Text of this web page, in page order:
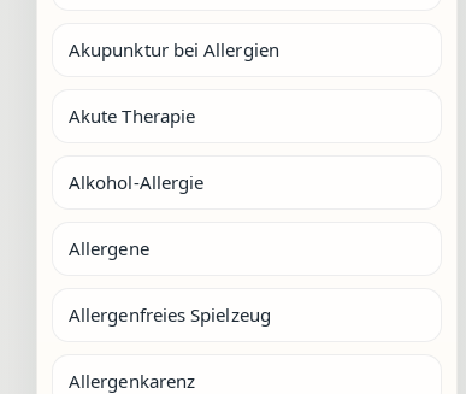
Akupunktur bei Allergien
Akute Therapie
Alkohol-Allergie
Allergene
Allergenfreies Spielzeug
Allergenkarenz